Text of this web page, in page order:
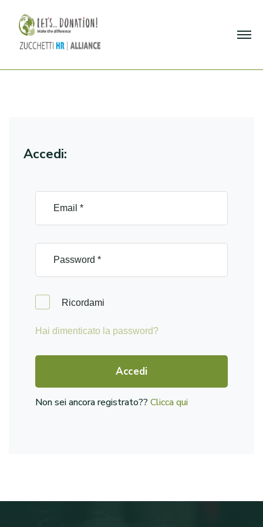
Accedi:
Ricordami
Hai dimenticato la password?
Accedi
Non sei ancora registrato??Clicca qui